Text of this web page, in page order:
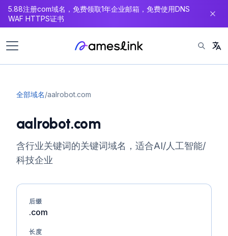
内
容
5.88注册com域名，免费领取1年企业邮箱，免费使用DNS
WAF HTTPS证书
全部域名/aalrobot.com
aalrobot.com
含行业关键词的关键词域名，适合AI/人工智能/
科技企业
后缀
.com
长度